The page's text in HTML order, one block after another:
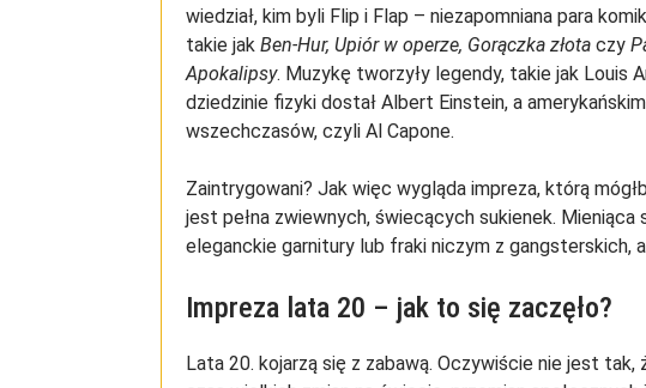
wiedział, kim byli Flip i Flap – niezapomniana para
takie jakBen-Hur, Upiór w operze, Gorączka złota czy
Apokalipsy. Muzykę tworzyły legendy, takie jak Louis
dziedzinie fizyki dostał Albert Einstein, a
wszechczasów, czyli Al Capone.
Zaintrygowani? Jak więc wygląda impreza, którą
jest pełna zwiewnych, świecących sukienek.
eleganckie garnitury lub fraki niczym z gangsterskich,
Impreza lata 20 – jak to się zaczęło?
Lata 20. kojarzą się z zabawą. Oczywiście nie jest